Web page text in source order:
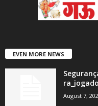
EVEN MORE NEWS
August 7,